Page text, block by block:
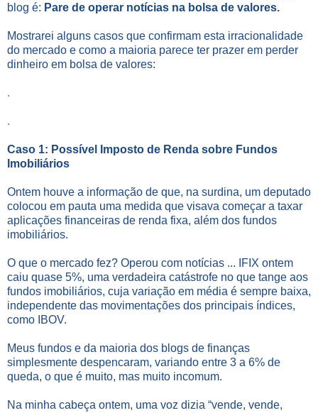
blog é: Pare de operar notícias na bolsa de valores.
Mostrarei alguns casos que confirmam esta irracionalidade
do mercado e como a maioria parece ter prazer em perder
dinheiro em bolsa de valores:
.
.
Caso 1: Possível Imposto de Renda sobre Fundos
Imobiliários
Ontem houve a informação de que, na surdina, um deputado
colocou em pauta uma medida que visava começar a taxar
aplicações financeiras de renda fixa, além dos fundos
imobiliários.
O que o mercado fez? Operou com notícias ... IFIX ontem
caiu quase 5%, uma verdadeira catástrofe no que tange aos
fundos imobiliários, cuja variação em média é sempre baixa,
independente das movimentações dos principais índices,
como IBOV.
Meus fundos e da maioria dos blogs de finanças
simplesmente despencaram, variando entre 3 a 6% de
queda, o que é muito, mas muito incomum.
Na minha cabeça ontem, uma voz dizia “vende, vende,